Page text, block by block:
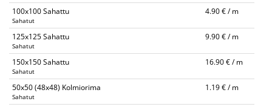
100x100 Sahattu
Sahatut
4.90 € / m
125x125 Sahattu
Sahatut
9.90 € / m
150x150 Sahattu
Sahatut
16.90 € / m
50x50 (48x48) Kolmiorima
Sahatut
1.19 € / m